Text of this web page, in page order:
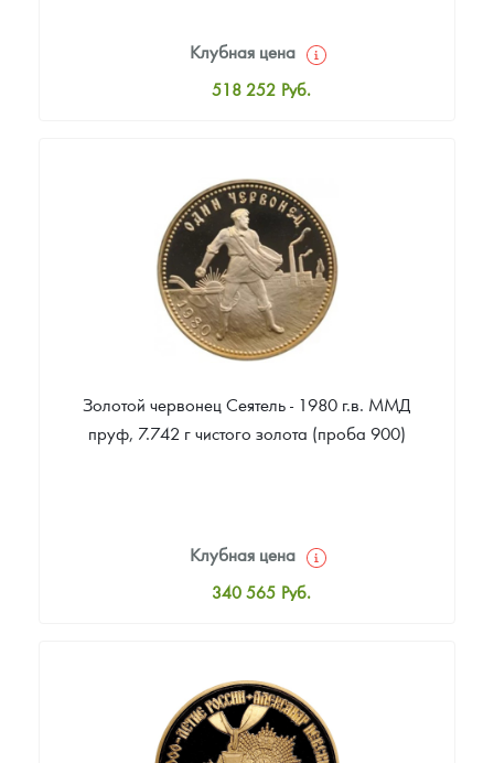
Клубная цена
518 252 Руб.
Цена выкупа
Звоните
Золотой червонец Сеятель - 1980 г.в. ММД
пруф, 7.742 г чистого золота (проба 900)
Клубная цена
340 565 Руб.
Цена выкупа
Звоните